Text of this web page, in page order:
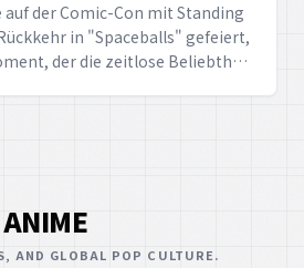
auf der Comic-Con mit Standing
in "Spaceballs" gefeiert,
der die zeitlose Beliebtheit
AND GLOBAL POP CULTURE.